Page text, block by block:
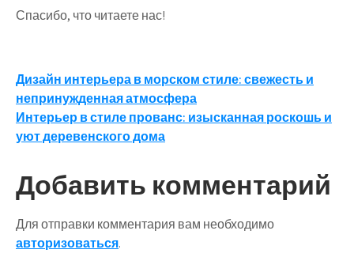
Спасибо, что читаете нас!
Навигация
по
записям
Дизайн интерьера в морском стиле: свежесть и
непринужденная атмосфера
Интерьер в стиле прованс: изысканная роскошь и
уют деревенского дома
Добавить комментарий
Для отправки комментария вам необходимо
авторизоваться.